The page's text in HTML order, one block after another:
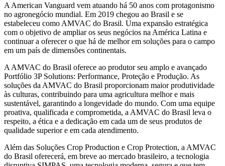
A American Vanguard vem atuando há 50 anos com protagonismo
no agronegócio mundial. Em 2019 chegou ao Brasil e se
estabeleceu como AMVAC do Brasil. Uma expansão estratégica
com o objetivo de ampliar os seus negócios na América Latina e
continuar a oferecer o que há de melhor em soluções para o campo
em um país de dimensões continentais.
A AMVAC do Brasil oferece ao produtor seu amplo e avançado
Portfólio 3P Solutions: Performance, Proteção e Produção. As
soluções da AMVAC do Brasil proporcionam maior produtividade
às culturas, contribuindo para uma agricultura melhor e mais
sustentável, garantindo a longevidade do mundo. Com uma equipe
proativa, qualificada e comprometida, a AMVAC do Brasil leva o
respeito, a ética e a dedicação em cada um de seus produtos de
qualidade superior e em cada atendimento.
Além das Soluções Crop Production e Crop Protection, a AMVAC
do Brasil oferecerá, em breve ao mercado brasileiro, a tecnologia